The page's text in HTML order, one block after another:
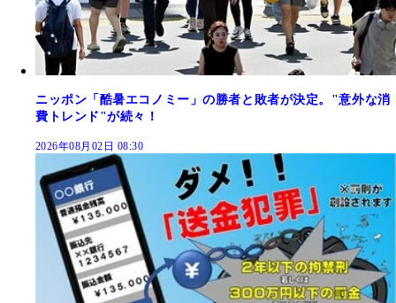
ニッポン「酷暑エコノミー」の勝者と敗者が決定。"意外な消
費トレンド"が続々！
2026年08月02日 08:30